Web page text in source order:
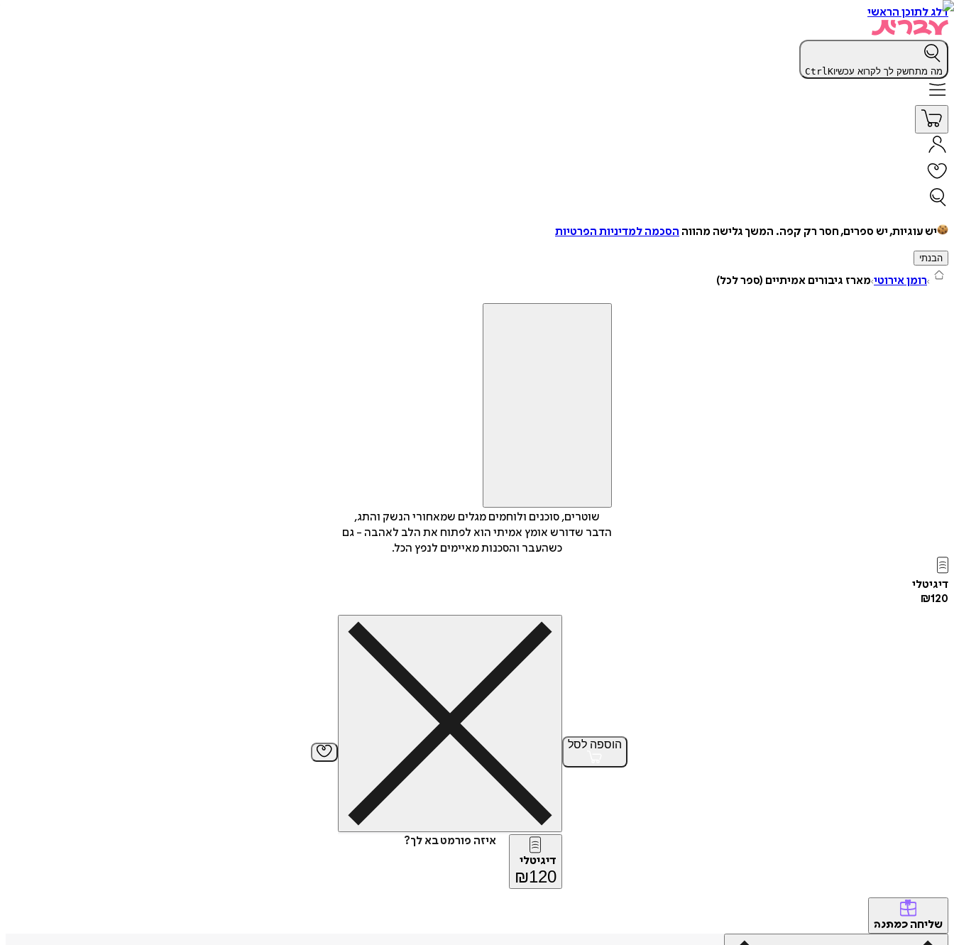
דלג לתוכן הראשי
מה מתחשק לך לקרוא עכשיו CtrlK
יש עוגיות, יש ספרים, חסר רק קפה. המשך גלישה מהווה הסכמה למדיניות הפרטיות
הבנתי
רומן אירוטי מארז גיבורים אמיתיים (ספר לכל)
שוטרים, סוכנים ולוחמים מגלים שמאחורי הנשק והתג,
הדבר שדורש אומץ אמיתי הוא לפתוח את הלב לאהבה - גם
כשהעבר והסכנות מאיימים לנפץ הכל.
דיגיטלי
₪120
הוספה לסל
איזה פורמט בא לך?
דיגיטלי
₪120
שליחה כמתנה